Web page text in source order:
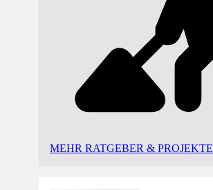
MEHR RATGEBER & PROJEKTE